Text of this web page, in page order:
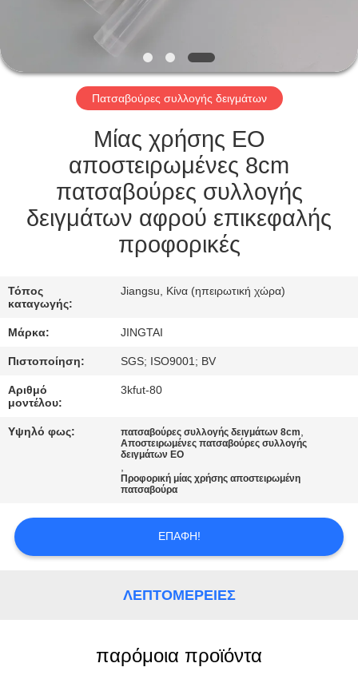
ΕΠΙΣΚΈΨΕΙΣ
ΕΡΓΟΣΤΆΣΙΟ
ΈΛΕΓΧΟΣ
ΠΟΙΌΤΗΤΑΣ
ΕΠΙΚΟΙΝΩΝΉΣΤΕ
ΜΑΖΊ
ΕΙΔΉΣΕΙΣ
ΥΠΟΘΈΣΕΙΣ
ΖΗΤΉΣΤΕ
ΠΡΟΣΦΟΡΆ
PRIVACY
Πατσαβούρες συλλογής δειγμάτων
Μίας χρήσης EO
αποστειρωμένες 8cm
πατσαβούρες συλλογής
δειγμάτων αφρού επικεφαλής
προφορικές
Τόπος
καταγωγής:
Jiangsu, Κίνα (ηπειρωτική χώρα)
Μάρκα: JINGTAI
Πιστοποίηση: SGS; ISO9001; BV
Αριθμό
μοντέλου:
3kfut-80
Υψηλό φως: πατσαβούρες συλλογής δειγμάτων 8cm,
Αποστειρωμένες πατσαβούρες συλλογής
δειγμάτων EO
,
Προφορική μίας χρήσης αποστειρωμένη
πατσαβούρα
ΕΠΑΦΉ!
ΛΕΠΤΟΜΈΡΕΙΕΣ
παρόμοια προϊόντα